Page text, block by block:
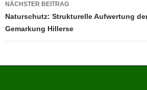
NÄCHSTER BEITRAG
Naturschutz: Strukturelle Aufwertung
Gemarkung Hillerse